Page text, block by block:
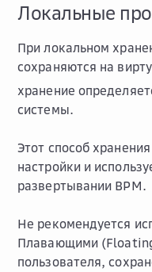
Локальные
При локальном
сохраняются на
хранение
системы.
Этот способ
настройки и
развертывании ВРМ.
Не рекомендуется
Плавающими
пользователя,